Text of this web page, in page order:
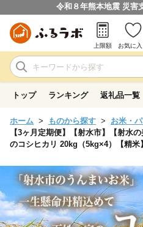
令和８年熊本地震 災害
上限額 お気に入
トップ ランキング 返礼品一覧
ホーム ものから探す お米・
【3ヶ月定期便】【射水市】【射水
のコシヒカリ 20kg（5kg×4）【精